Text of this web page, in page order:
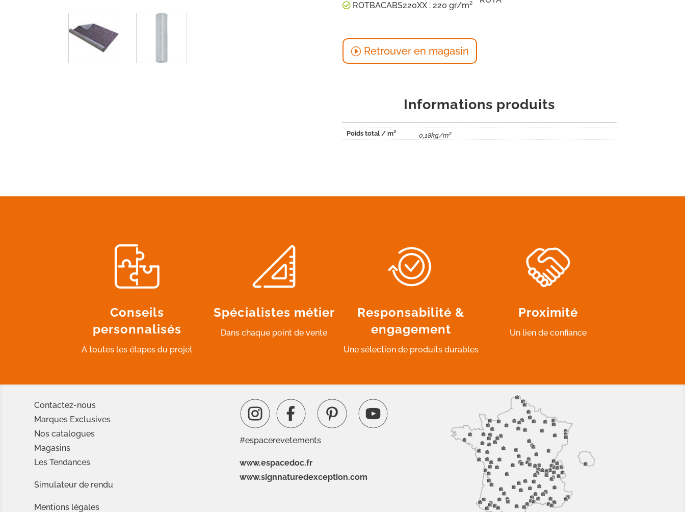
ROTBACABS220XX : 220 gr/m²
Retrouver en magasin
Informations produits
Poids total / m² 0,18kg/m²
Conseils
personnalisés
A toutes les étapes du projet
Spécialistes métier
Dans chaque point de vente
Responsabilité &
engagement
Une sélection de produits durables
Proximité
Un lien de confiance
Contactez-nous
Marques Exclusives
Nos catalogues
Magasins
Les Tendances
Simulateur de rendu
Mentions légales
#espacerevetements
www.espacedoc.fr
www.signnaturedexception.com